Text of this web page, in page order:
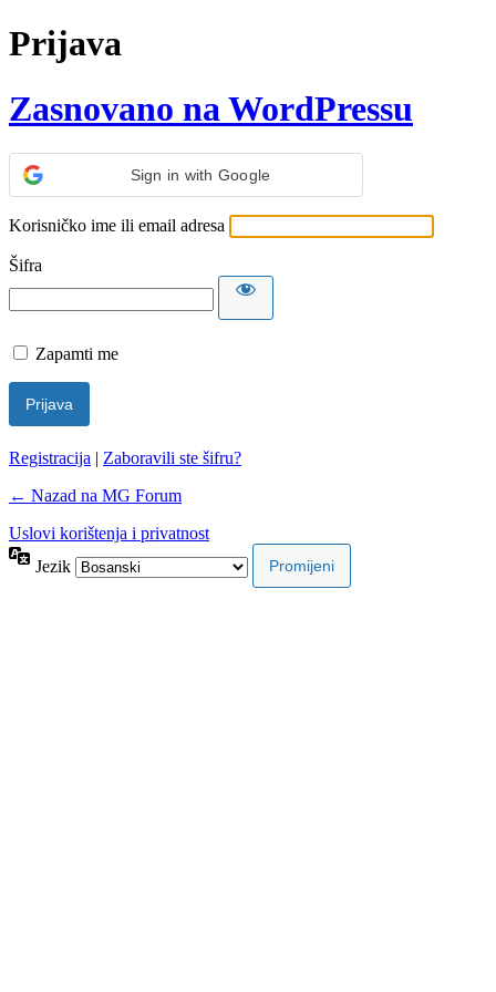
Prijava
Zasnovano na WordPressu
Sign in with Google
Korisničko ime ili email adresa
Šifra
Zapamti me
Registracija | Zaboravili ste šifru?
← Nazad na MG Forum
Uslovi korištenja i privatnost
Jezik